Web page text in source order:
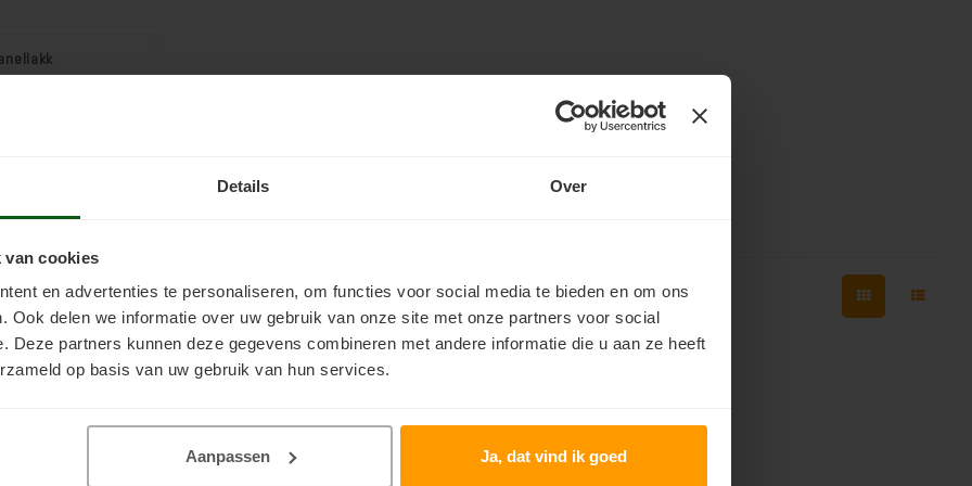
Details Over
van cookies
en advertenties te personaliseren, om functies voor social media te bieden en om ons
Ook delen we informatie over uw gebruik van onze site met onze partners voor social
Deze partners kunnen deze gegevens combineren met andere informatie die u aan ze heeft
op basis van uw gebruik van hun services.
Aanpassen Ja, dat vind ik goed
binnen.
UV filter en is
Is kleurloos
mooie grey- en
kleuren
gemengd.